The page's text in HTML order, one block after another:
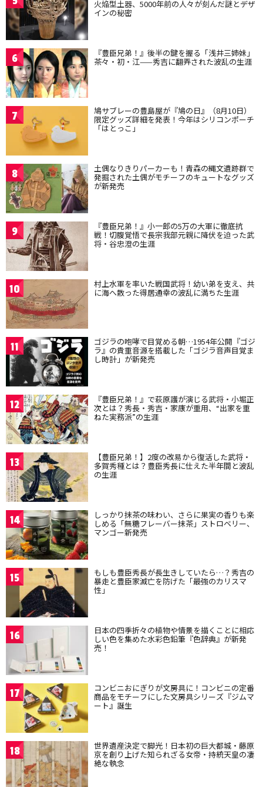
火焔型土器、5000年前の人々が刻んだ謎とデザ
インの秘密
6 『豊臣兄弟！』後半の鍵を握る「浅井三姉妹」
茶々・初・江——秀吉に翻弄された波乱の生涯
7 鳩サブレーの豊島屋が『鳩の日』（8月10日）
限定グッズ詳細を発表！今年はシリコンポーチ
「はとっこ」
8 土偶なりきりパーカーも！青森の縄文遺跡群で
発掘された土偶がモチーフのキュートなグッズ
が新発売
9 『豊臣兄弟！』小一郎の5万の大軍に徹底抗
戦！切腹覚悟で長宗我部元親に降伏を迫った武
将・谷忠澄の生涯
10 村上水軍を率いた戦国武将！幼い弟を支え、共
に海へ散った得居通幸の波乱に満ちた生涯
11 ゴジラの咆哮で目覚める朝…1954年公開『ゴジ
ラ』の貴重音源を搭載した「ゴジラ音声目覚ま
し時計」が新発売
12 『豊臣兄弟！』で萩原護が演じる武将・小堀正
次とは？秀長・秀吉・家康が重用、“出家を重
ねた実務派”の生涯
13 【豊臣兄弟！】2度の改易から復活した武将・
多賀秀種とは？豊臣秀長に仕えた半年間と波乱
の生涯
14 しっかり抹茶の味わい、さらに果実の香りも楽
しめる「無糖フレーバー抹茶」ストロベリー、
マンゴー新発売
15 もしも豊臣秀長が長生きしていたら…？秀吉の
暴走と豊臣家滅亡を防げた「最強のカリスマ
性」
16 日本の四季折々の植物や情景を描くことに相応
しい色を集めた水彩色鉛筆『色辞典』が新発
売！
17 コンビニおにぎりが文房具に！コンビニの定番
商品をモチーフにした文房具シリーズ『ジムマ
ート』誕生
18 世界遺産決定で脚光！日本初の巨大都城・藤原
京を創り上げた知られざる女帝・持統天皇の凄
絶な執念